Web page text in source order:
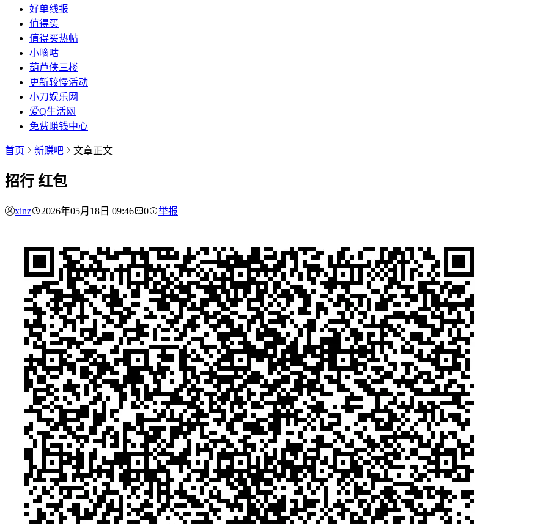
好单线报
值得买
值得买热帖
小嘀咕
葫芦侠三楼
更新较慢活动
小刀娱乐网
爱Q生活网
免费赚钱中心
首页 新赚吧 文章正文
招行 红包
xinz 2026年05月18日 09:46 0 举报